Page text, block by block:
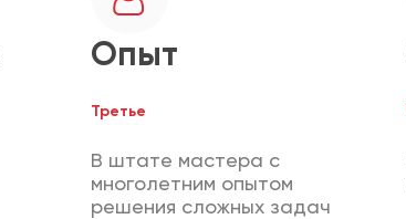
Опыт
Третье
В штате мастера с
многолетним опытом
решения сложных задач